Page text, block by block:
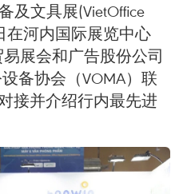
及文具展(VietOffice
在河内国际展览中心
易展会和广告股份公司
设备协会（VOMA）联
接并介绍行内最先进